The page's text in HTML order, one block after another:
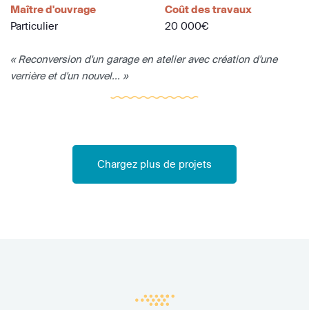
Maître d'ouvrage
Particulier
Coût des travaux
20 000€
« Reconversion d'un garage en atelier avec création d'une
verrière et d'un nouvel... »
Chargez plus de projets